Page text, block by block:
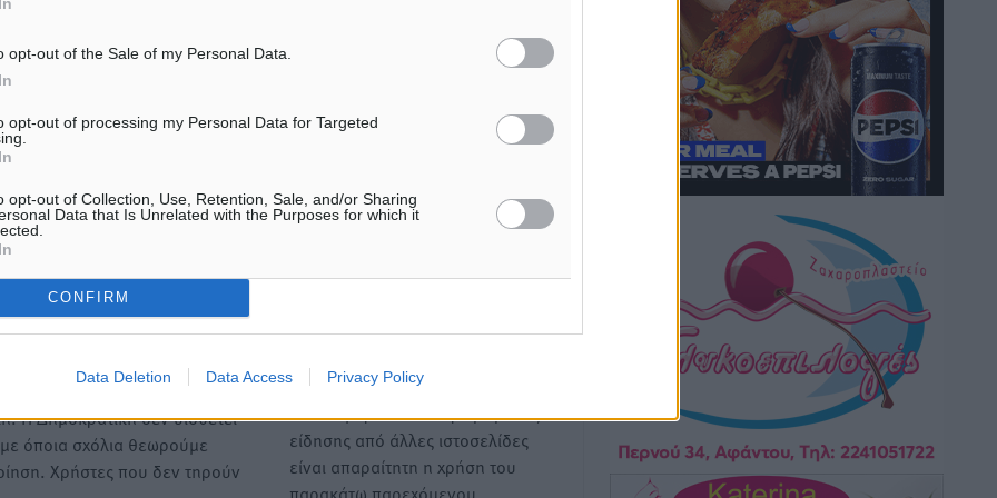
opt-out of the Sale of my Personal Data.
opt-out of processing my Personal Data for Targeted
opt-out of Collection, Use, Retention, Sale, and/or Sharing
Data that Is Unrelated with the Purposes for which it
CONFIRM
Data Deletion Data Access Privacy Policy
ΤΟΠΙΚΈΣ ΕΙΔΉΣΕΙΣ
από καταστήματα
Νότιο Αιγαίο
08.08.26 · 11:15
η έκδοση και παραχώρηση
οριστικών τίτλων κυριότητας για
Η Δημοκρατική δεν υιοθετεί
όποια σχόλια θεωρούμε
Χρήστες που δεν τηρούν
Για την μερική αναπαραγωγή της
είδησης από άλλες ιστοσελίδες
είναι απαραίτητη η χρήση του
παρακάτω παρεχόμενου
Τοπικές Ειδήσεις• πριν 36 λεπτά
ΣΕΓΑΣ: Πιστώθηκαν τα έξοδα
μετακίνησης του Πανελληνίου
Πρωταθλήματος Κ20 στα σωματεία
Αθλητικά• πριν 40 λεπτά
Ευρωπαϊκό Πρωτάθλημα Στίβου: Πότε
αγωνίζονται η Μαγκούλια, η
Σπανουδάκη και ο Κριτούλης
πριν 41 λεπτά
Εθνική Παίδων: Ο Χριστοδούλου και η
καλύτερη φουρνιά των τελευταίων
πριν 43 λεπτά
Διαγόρας: Ανανέωσε ο Μιχάλης